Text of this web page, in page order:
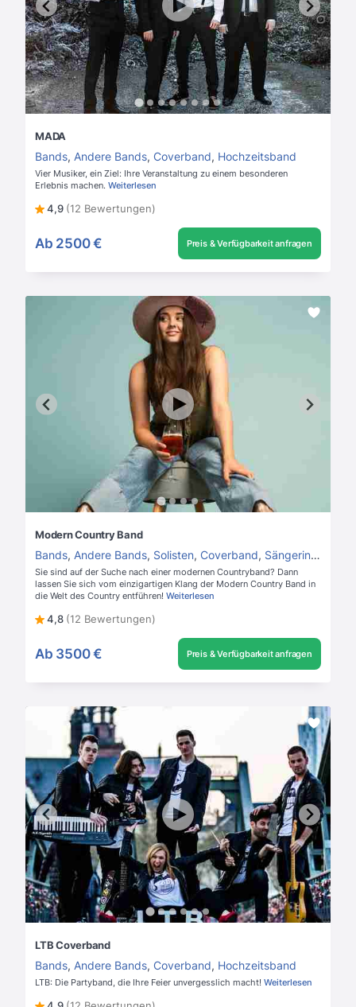
MADA
Bands, Andere Bands, Coverband, Hochzeitsband
Vier Musiker, ein Ziel: Ihre Veranstaltung zu einem besonderen
Erlebnis machen. Weiterlesen
4,9 (12 Bewertungen)
Ab 2500 € Preis & Verfügbarkeit anfragen
Modern Country Band
Bands, Andere Bands, Solisten, Coverband, Sängerin,
Sie sind auf der Suche nach einer modernen Countryband? Dann
lassen Sie sich vom einzigartigen Klang der Modern Country Band in
die Welt des Country entführen! Weiterlesen
4,8 (12 Bewertungen)
Ab 3500 € Preis & Verfügbarkeit anfragen
LTB Coverband
Bands, Andere Bands, Coverband, Hochzeitsband
LTB: Die Partyband, die Ihre Feier unvergesslich macht! Weiterlesen